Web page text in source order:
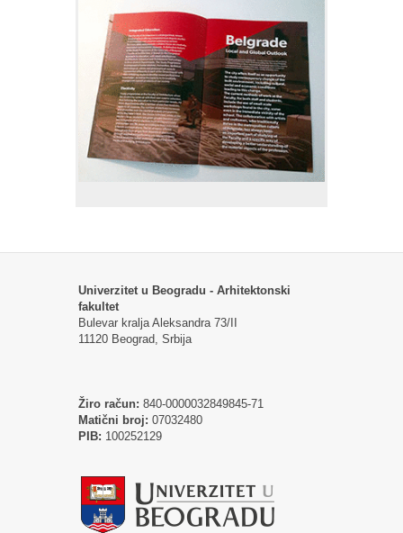
Univerzitet u Beogradu - Arhitektonski
fakultet
Bulevar kralja Aleksandra 73/II
11120 Beograd, Srbija
Žiro račun: 840-0000032849845-71
Matični broj: 07032480
PIB: 100252129